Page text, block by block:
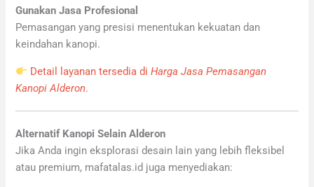
Gunakan Jasa Profesional
Pemasangan yang presisi menentukan kekuatan dan
keindahan kanopi.
Detail layanan tersedia diHarga Jasa Pemasangan
Kanopi Alderon.
Alternatif Kanopi Selain Alderon
Jika Anda ingin eksplorasi desain lain yang lebih fleksibel
atau premium, mafatalas.id juga menyediakan: